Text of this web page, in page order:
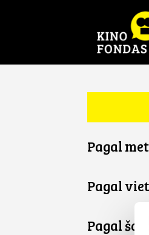
Pagal
Pagal
Pagal